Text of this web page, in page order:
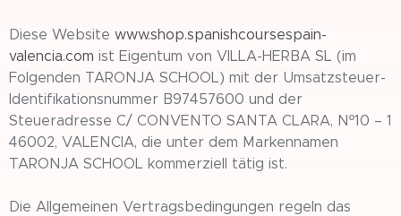
Diese Website www.shop.spanishcoursespain-
valencia.com ist Eigentum von VILLA-HERBA SL (im
Folgenden TARONJA SCHOOL) mit der Umsatzsteuer-
Identifikationsnummer B97457600 und der
Steueradresse C/ CONVENTO SANTA CLARA, Nº10 – 1
46002, VALENCIA, die unter dem Markennamen
TARONJA SCHOOL kommerziell tätig ist.
Die Allgemeinen Vertragsbedingungen regeln das